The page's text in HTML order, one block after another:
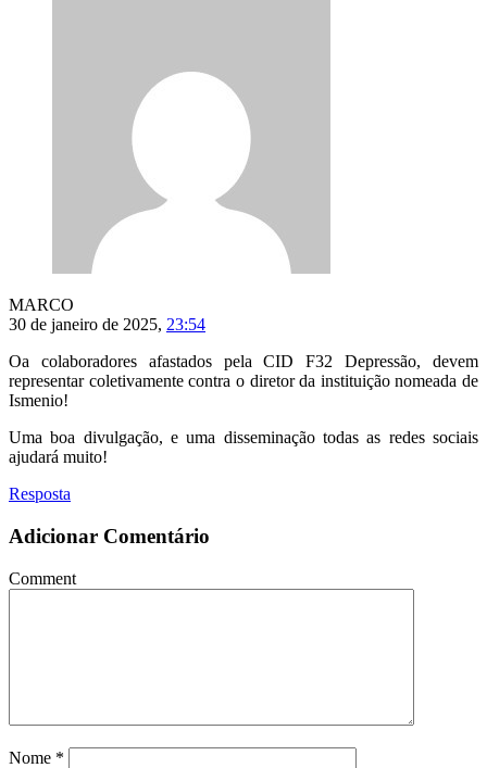
MARCO
30 de janeiro de 2025, 23:54
Oa colaboradores afastados pela CID F32 Depressão, devem
representar coletivamente contra o diretor da instituição nomeada de
Ismenio!
Uma boa divulgação, e uma disseminação todas as redes sociais
ajudará muito!
Resposta
Adicionar Comentário
Comment
Nome *